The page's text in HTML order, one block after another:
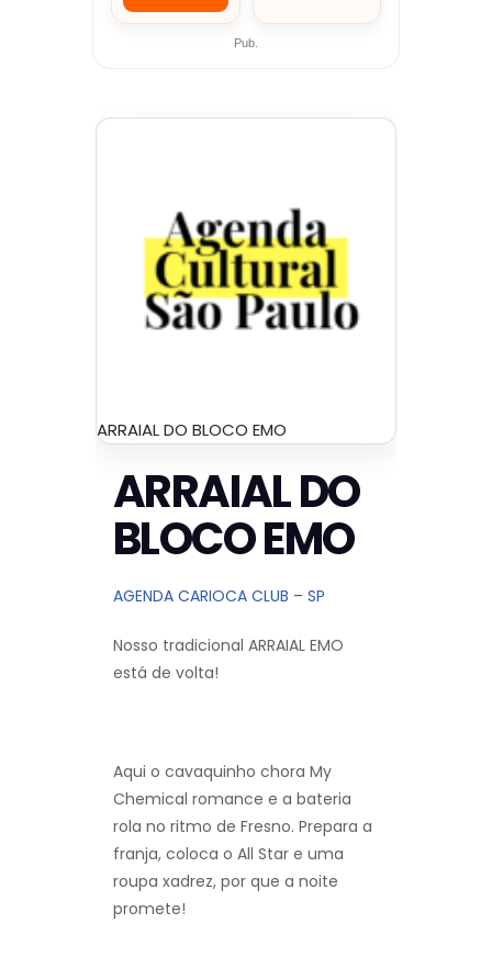
Pub.
ARRAIAL DO BLOCO EMO
ARRAIAL DO
BLOCO EMO
AGENDA CARIOCA CLUB – SP
Nosso tradicional ARRAIAL EMO
está de volta!
Aqui o cavaquinho chora My
Chemical romance e a bateria
rola no ritmo de Fresno. Prepara a
franja, coloca o All Star e uma
roupa xadrez, por que a noite
promete!